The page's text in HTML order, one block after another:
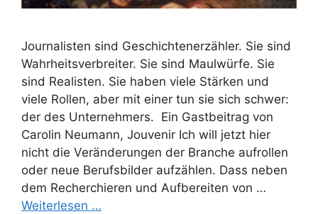
Journalisten sind Geschichtenerzähler. Sie sind
Wahrheitsverbreiter. Sie sind Maulwürfe. Sie
sind Realisten. Sie haben viele Stärken und
viele Rollen, aber mit einer tun sie sich schwer:
der des Unternehmers. Ein Gastbeitrag von
Carolin Neumann, Jouvenir Ich will jetzt hier
nicht die Veränderungen der Branche aufrollen
oder neue Berufsbilder aufzählen. Dass neben
dem Recherchieren und Aufbereiten von …
Weiterlesen …